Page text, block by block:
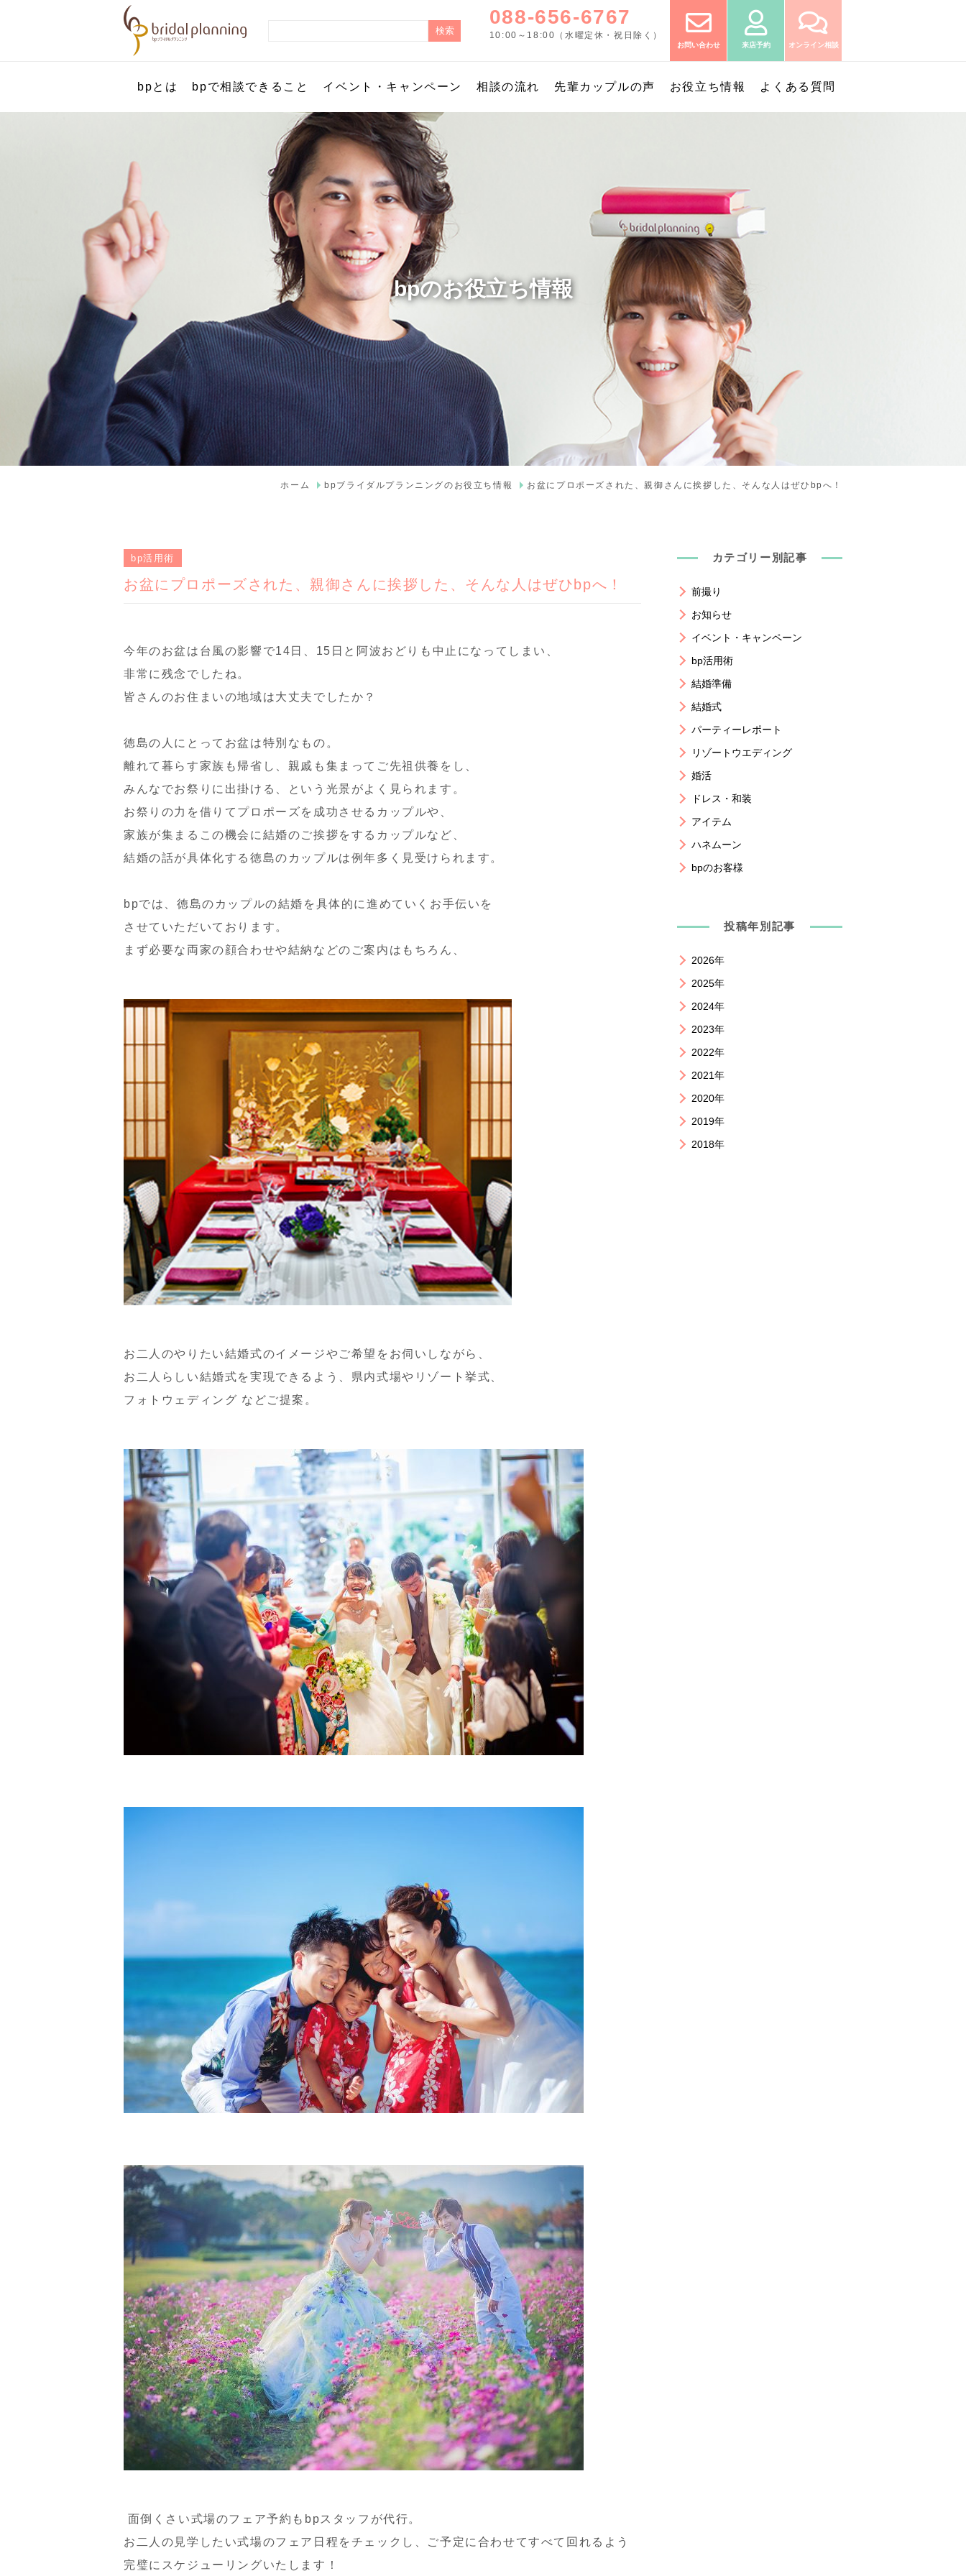
088-656-6767
10:00～18:00（水曜定休・祝日除く）
お問い合わせ 来店予約 オンライン相談
bpとは bpで相談できること イベント・キャンペーン 相談の流れ 先輩カップルの声 お役立ち情報 よくある質問
bpのお役立ち情報
ホーム bpブライダルプランニングのお役立ち情報 お盆にプロポーズされた、親御さんに挨拶した、そんな人はぜひbpへ！
bp活用術
お盆にプロポーズされた、親御さんに挨拶した、そんな人はぜひbpへ！
今年のお盆は台風の影響で14日、 15日と阿波おどりも中止になってしまい、
非常に残念でしたね。
皆さんのお住まいの地域は大丈夫でしたか？
徳島の人にとってお盆は特別なもの。
離れて暮らす家族も帰省し、親戚も集まってご先祖供養をし、
みんなでお祭りに出掛ける、という光景がよく見られます。
お祭りの力を借りてプロポーズを成功させるカップルや、
家族が集まるこの機会に結婚のご挨拶をするカップルなど、
結婚の話が具体化する徳島のカップルは例年多く見受けられます。
bpでは、 徳島のカップルの結婚を具体的に進めていくお手伝いを
させていた だいております。
まず必要な両家の顔合わせや結納などのご案内はもちろん、
お二人のやりたい結婚式のイメージやご希望をお伺いしながら、
お二人らしい結婚式を実現できるよう、県内式場やリゾート挙式、
フォトウェディング などご提案。
面倒くさい式場のフェア予約もbpスタッフが代行。
お二人の見学したい式場のフェア日程をチェックし、 ご予定に合わせてすべて回れるよう
完璧にスケジューリングいたし ます！
カテゴリー別記事
前撮り
お知らせ
イベント・キャンペーン
bp活用術
結婚準備
結婚式
パーティーレポート
リゾートウエディング
婚活
ドレス・和装
アイテム
ハネムーン
bpのお客様
投稿年別記事
2026年
2025年
2024年
2023年
2022年
2021年
2020年
2019年
2018年